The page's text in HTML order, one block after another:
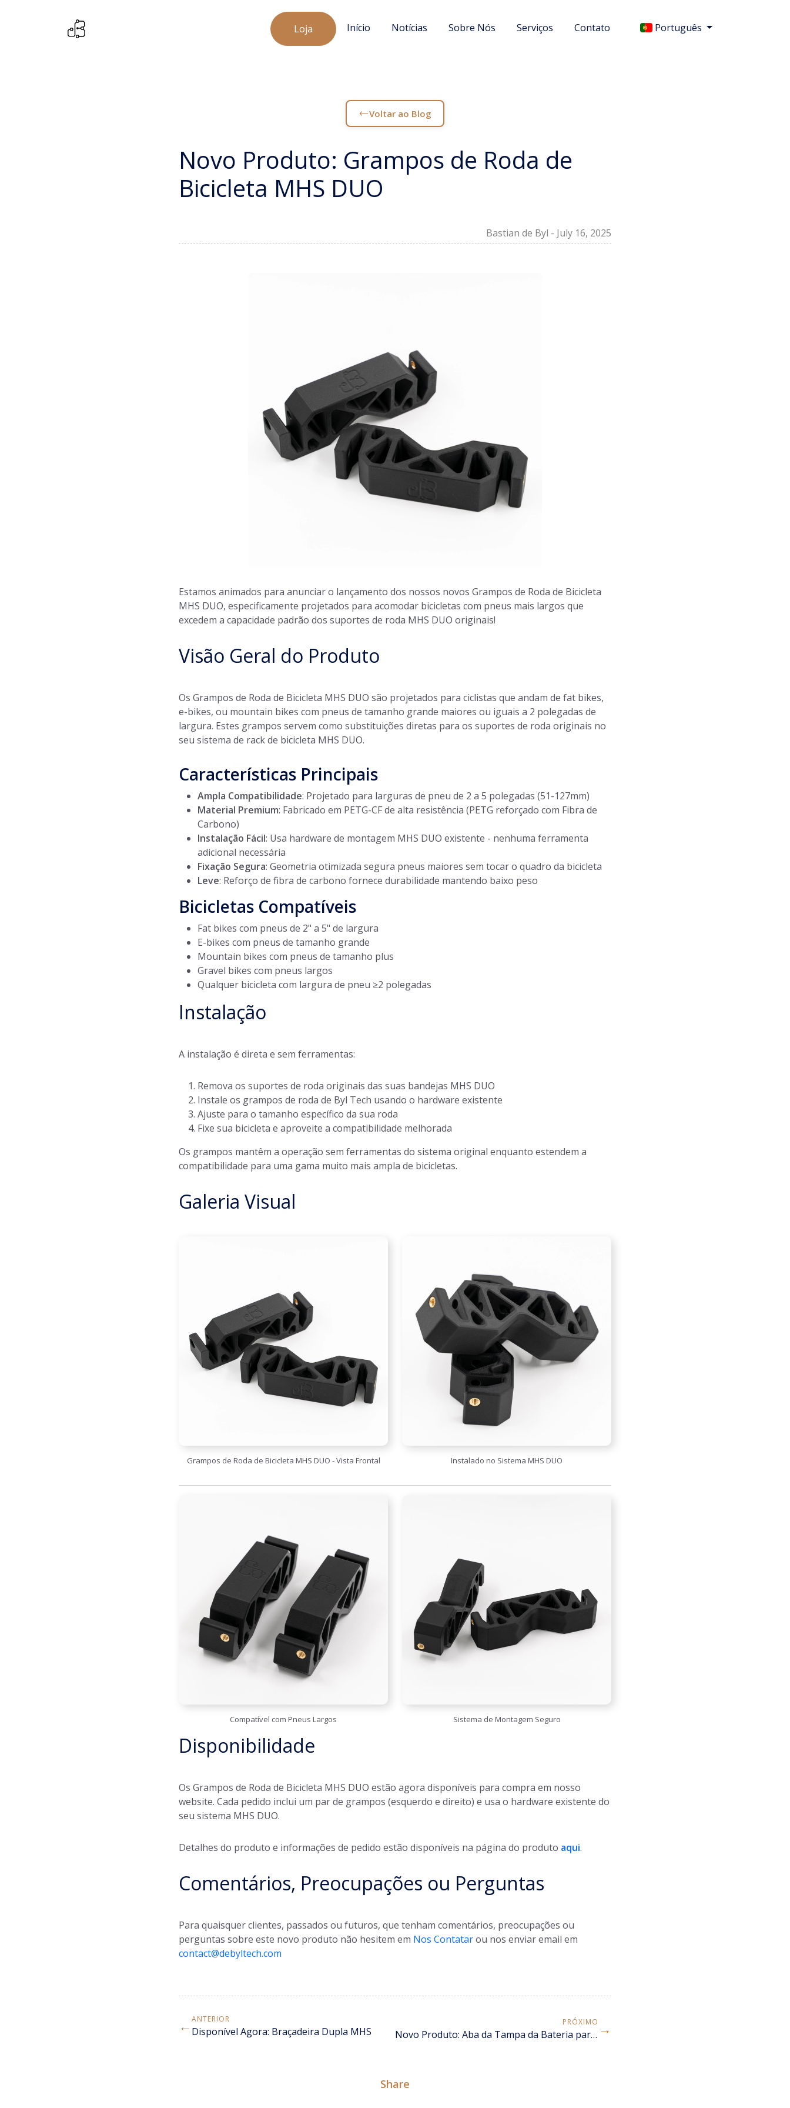
Loja Início Notícias Sobre Nós Serviços Contato Português
Voltar ao Blog
Novo Produto: Grampos de Roda de
Bicicleta MHS DUO
Bastian de Byl - July 16, 2025
Estamos animados para anunciar o lançamento dos nossos novos Grampos de Roda de Bicicleta
MHS DUO, especificamente projetados para acomodar bicicletas com pneus mais largos que
excedem a capacidade padrão dos suportes de roda MHS DUO originais!
Visão Geral do Produto
Os Grampos de Roda de Bicicleta MHS DUO são projetados para ciclistas que andam de fat bikes,
e-bikes, ou mountain bikes com pneus de tamanho grande maiores ou iguais a 2 polegadas de
largura. Estes grampos servem como substituições diretas para os suportes de roda originais no
seu sistema de rack de bicicleta MHS DUO.
Características Principais
Ampla Compatibilidade: Projetado para larguras de pneu de 2 a 5 polegadas (51-127mm)
Material Premium: Fabricado em PETG-CF de alta resistência (PETG reforçado com Fibra de
Carbono)
Instalação Fácil: Usa hardware de montagem MHS DUO existente - nenhuma ferramenta
adicional necessária
Fixação Segura: Geometria otimizada segura pneus maiores sem tocar o quadro da bicicleta
Leve: Reforço de fibra de carbono fornece durabilidade mantendo baixo peso
Bicicletas Compatíveis
Fat bikes com pneus de 2" a 5" de largura
E-bikes com pneus de tamanho grande
Mountain bikes com pneus de tamanho plus
Gravel bikes com pneus largos
Qualquer bicicleta com largura de pneu ≥2 polegadas
Instalação
A instalação é direta e sem ferramentas:
Remova os suportes de roda originais das suas bandejas MHS DUO
Instale os grampos de roda de Byl Tech usando o hardware existente
Ajuste para o tamanho específico da sua roda
Fixe sua bicicleta e aproveite a compatibilidade melhorada
Os grampos mantêm a operação sem ferramentas do sistema original enquanto estendem a
compatibilidade para uma gama muito mais ampla de bicicletas.
Galeria Visual
Grampos de Roda de Bicicleta MHS DUO - Vista Frontal Instalado no Sistema MHS DUO
Compatível com Pneus Largos Sistema de Montagem Seguro
Disponibilidade
Os Grampos de Roda de Bicicleta MHS DUO estão agora disponíveis para compra em nosso
website. Cada pedido inclui um par de grampos (esquerdo e direito) e usa o hardware existente do
seu sistema MHS DUO.
Detalhes do produto e informações de pedido estão disponíveis na página do produto aqui.
Comentários, Preocupações ou Perguntas
Para quaisquer clientes, passados ou futuros, que tenham comentários, preocupações ou
perguntas sobre este novo produto não hesitem em Nos Contatarou nos enviar email em
contact@debyltech.com
← ANTERIOR
Disponível Agora: Braçadeira Dupla MHS
PRÓXIMO
Novo Produto: Aba da Tampa da Bateria para Husqvarna eMTB →
Share